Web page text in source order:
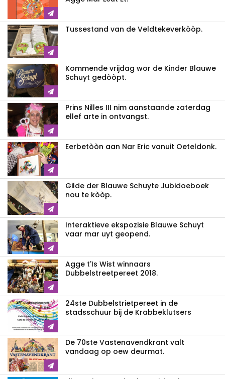
Tussestand van de Veldtekeverkòòp.
Kommende vrijdag wor de Kinder Blauwe
Schuyt gedòòpt.
Prins Nilles III nim aanstaande zaterdag
ellef arte in ontvangst.
Eerbetòòn aan Nar Eric vanuit Oeteldonk.
Gilde der Blauwe Schuyte Jubidoeboek
nou te kòòp.
Interaktieve ekspozisie Blauwe Schuyt
vaar mar uyt geopend.
Agge t'Is Wist winnaars
Dubbelstreetpereet 2018.
24ste Dubbelstrietpereet in de
stadsschuur bij de Krabbeklutsers
De 70ste Vastenavendkrant valt
vandaag op oew deurmat.